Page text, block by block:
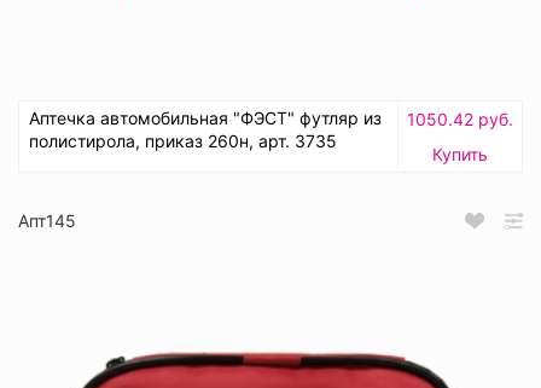
Аптечка автомобильная "ФЭСТ" футляр из
полистирола, приказ 260н, арт. 3735
1050.42 руб.
Купить
Апт145